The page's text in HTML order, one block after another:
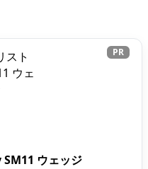
PR
ウェッジ